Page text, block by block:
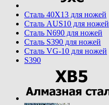
Cталь 40Х13 для ножей
Cталь AUS10 для ножей
Cталь N690 для ножей
Cталь S390 для ножей
Cталь VG-10 для ножей
S390